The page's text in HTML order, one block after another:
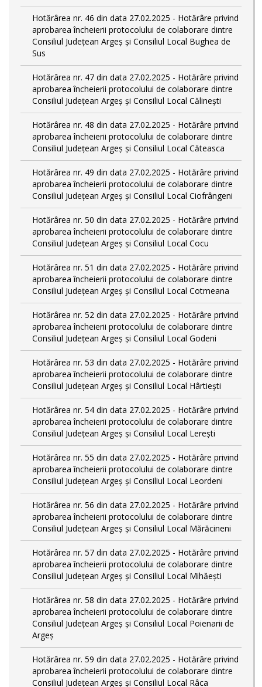
Hotărârea nr. 46 din data 27.02.2025 - Hotărâre privind
aprobarea încheierii protocolului de colaborare dintre
Consiliul Județean Argeș și Consiliul Local Bughea de
Sus
Hotărârea nr. 47 din data 27.02.2025 - Hotărâre privind
aprobarea încheierii protocolului de colaborare dintre
Consiliul Județean Argeș și Consiliul Local Călinești
Hotărârea nr. 48 din data 27.02.2025 - Hotărâre privind
aprobarea încheierii protocolului de colaborare dintre
Consiliul Județean Argeș și Consiliul Local Căteasca
Hotărârea nr. 49 din data 27.02.2025 - Hotărâre privind
aprobarea încheierii protocolului de colaborare dintre
Consiliul Județean Argeș și Consiliul Local Ciofrângeni
Hotărârea nr. 50 din data 27.02.2025 - Hotărâre privind
aprobarea încheierii protocolului de colaborare dintre
Consiliul Județean Argeș și Consiliul Local Cocu
Hotărârea nr. 51 din data 27.02.2025 - Hotărâre privind
aprobarea încheierii protocolului de colaborare dintre
Consiliul Județean Argeș și Consiliul Local Cotmeana
Hotărârea nr. 52 din data 27.02.2025 - Hotărâre privind
aprobarea încheierii protocolului de colaborare dintre
Consiliul Județean Argeș și Consiliul Local Godeni
Hotărârea nr. 53 din data 27.02.2025 - Hotărâre privind
aprobarea încheierii protocolului de colaborare dintre
Consiliul Județean Argeș și Consiliul Local Hârtiești
Hotărârea nr. 54 din data 27.02.2025 - Hotărâre privind
aprobarea încheierii protocolului de colaborare dintre
Consiliul Județean Argeș și Consiliul Local Lerești
Hotărârea nr. 55 din data 27.02.2025 - Hotărâre privind
aprobarea încheierii protocolului de colaborare dintre
Consiliul Județean Argeș și Consiliul Local Leordeni
Hotărârea nr. 56 din data 27.02.2025 - Hotărâre privind
aprobarea încheierii protocolului de colaborare dintre
Consiliul Județean Argeș și Consiliul Local Mărăcineni
Hotărârea nr. 57 din data 27.02.2025 - Hotărâre privind
aprobarea încheierii protocolului de colaborare dintre
Consiliul Județean Argeș și Consiliul Local Mihăești
Hotărârea nr. 58 din data 27.02.2025 - Hotărâre privind
aprobarea încheierii protocolului de colaborare dintre
Consiliul Județean Argeș și Consiliul Local Poienarii de
Argeș
Hotărârea nr. 59 din data 27.02.2025 - Hotărâre privind
aprobarea încheierii protocolului de colaborare dintre
Consiliul Județean Argeș și Consiliul Local Râca